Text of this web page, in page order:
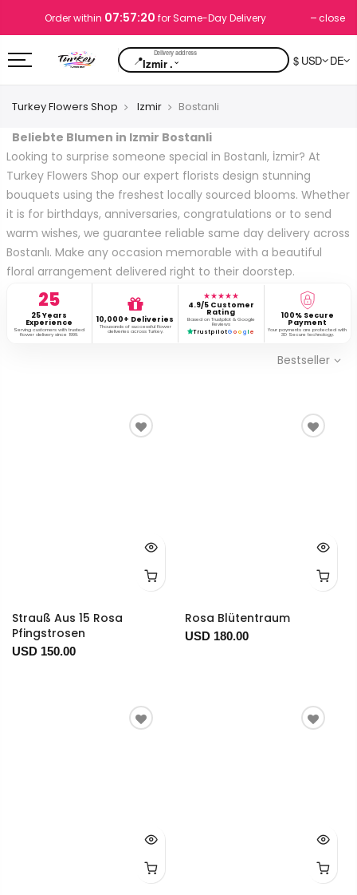
Order within 07:57:20 for Same-Day Delivery close
📍Izmir .⌄ $ USD DE
Turkey Flowers Shop Izmir Bostanli
Beliebte Blumen in Izmir Bostanli
Looking to surprise someone special in Bostanlı, İzmir? At
Turkey Flowers Shop our expert florists design stunning
bouquets using the freshest locally sourced blooms. Whether
it is for birthdays, anniversaries, congratulations or to send
warm wishes, we guarantee reliable same day delivery across
Bostanlı. Make any occasion memorable with a beautiful
floral arrangement delivered right to their doorstep.
25
25 Years
Experience
Serving customers with trusted
flower delivery since 1999.
10,000+ Deliveries
Thousands of successful flower
deliveries across Turkey.
★★★★★
4.9/5 Customer
Rating
Based on Trustpilot & Google
Reviews
TrustpilotG o o g l e
100% Secure
Payment
Your payments are protected with
3D Secure technology.
Bestseller
Strauß Aus 15 Rosa
Pfingstrosen
USD 150.00
Rosa Blütentraum
USD 180.00